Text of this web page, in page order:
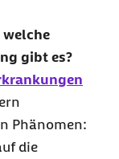
gibt es?
Phänomen:
die